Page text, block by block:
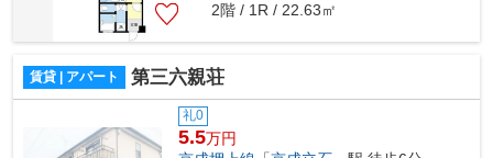
2階 / 1R / 22.63㎡
賃貸 | アパート 第三六親荘
礼0
5.5万円